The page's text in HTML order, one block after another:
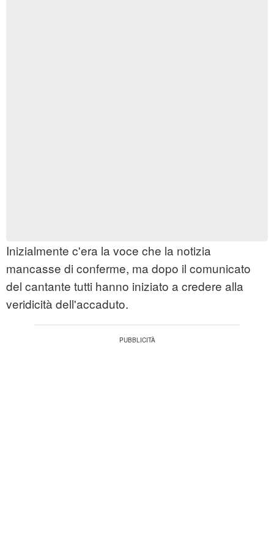
Inizialmente c'era la voce che la notizia
mancasse di conferme, ma dopo il comunicato
del cantante tutti hanno iniziato a credere alla
veridicità dell'accaduto.